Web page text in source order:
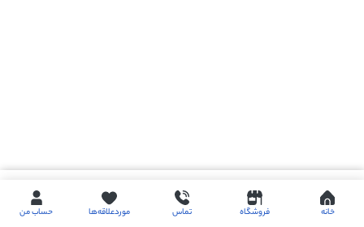
Buy now
خانه فروشگاه تماس موردعلاقه‌ها حساب من